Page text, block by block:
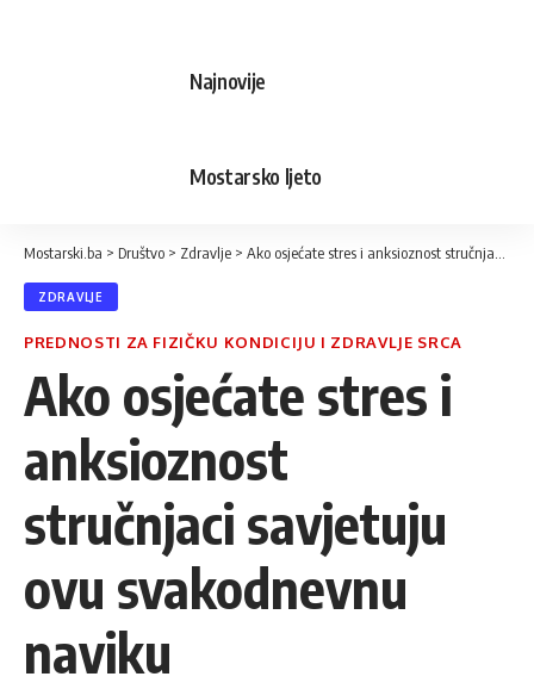
Najnovije
Mostarsko ljeto
Mostarski.ba > Društvo > Zdravlje > Ako osjećate stres i anksioznost stručnjaci savjetuju ovu svakodnevnu naviku
ZDRAVLJE
PREDNOSTI ZA FIZIČKU KONDICIJU I ZDRAVLJE SRCA
Ako osjećate stres i
anksioznost
stručnjaci savjetuju
ovu svakodnevnu
naviku